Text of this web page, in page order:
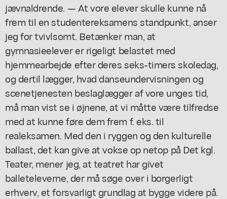
jævnaldrende. — At vore elever skulle kunne nå
frem til en studentereksamens standpunkt, anser
jeg for tvivlsomt. Betænker man, at
gymnasieelever er rigeligt belastet med
hjemmearbejde efter deres seks-timers skoledag,
og dertil lægger, hvad danseundervisningen og
scenetjenesten beslaglægger af vore unges tid,
må man vist se i øjnene, at vi måtte være tilfredse
med at kunne føre dem frem f. eks. til
realeksamen. Med den i ryggen og den kulturelle
ballast, det kan give at vokse op netop på Det kgl.
Teater, mener jeg, at teatret har givet
balleteleverne, der må søge over i borgerligt
erhverv, et forsvarligt grundlag at bygge videre på.